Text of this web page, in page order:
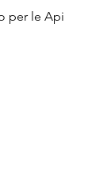
per le Api